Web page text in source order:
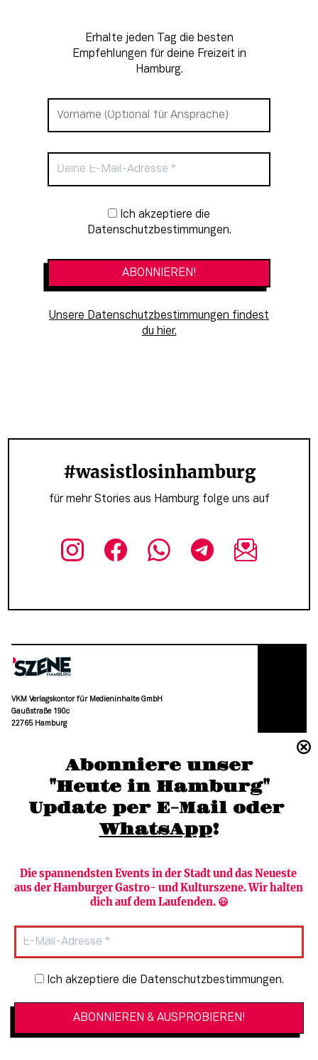
Abonniere unser
"Heute in Hamburg"
Update per E-Mail oder
WhatsApp!
Die spannendsten Events in der Stadt und das Neueste
aus der Hamburger Gastro- und Kulturszene. Wir halten
dich auf dem Laufenden. 😃
Newsletter-Anmeldung
Ich akzeptiere die Datenschutzbestimmungen.
Erhalte jeden Tag die besten
Empfehlungen für deine Freizeit in
Hamburg.
Newsletter-Anmeldung
Datenschutzbestimmungen.
Unsere Datenschutzbestimmungen findest
du hier.
#wasistlosinhamburg
für mehr Stories aus Hamburg folge uns auf
VKM Verlagskontor für Medieninhalte GmbH
Gaußstraße 190c
22765 Hamburg
moc.grubmah-enezs@ofni
Newsletter abonnieren
HAMBURG PUR
Verlag